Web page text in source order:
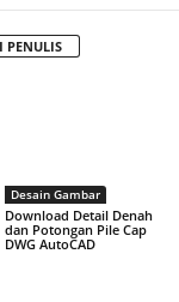
PENULIS
Desain Gambar
Download Detail Denah
dan Potongan Pile Cap
DWG AutoCAD